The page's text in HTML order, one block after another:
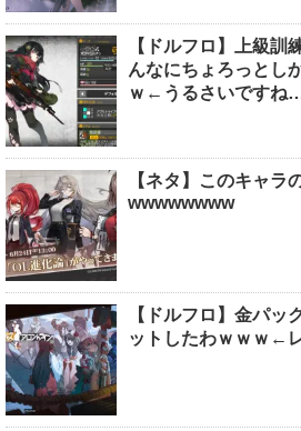
【ドルフロ】上級訓
んなにちょろっとし
ｗ←うるさいですね
【ネタ】このキャラ
wwwwwwww
【ドルフロ】金パッ
ットしたわｗｗｗ←